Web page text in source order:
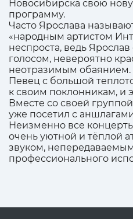
Новосибирска свою
программу.
Часто Ярослава
«народным артистом
неспроста, ведь
голосом, невероятно
неотразимым обаянием.
Певец с большой
к своим поклонникам, и
Вместе со своей
уже посетил с
Неизменно все
очень уютной и тёплой
звуком,
профессионального